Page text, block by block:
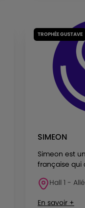
TROPHÉE GUSTAVE
SIMEON
Simeon est
française qui
Hall 1 -
En savoir +